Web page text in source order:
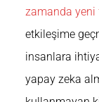
zamanda yeni
etkileşime
insanlara
yapay zeka